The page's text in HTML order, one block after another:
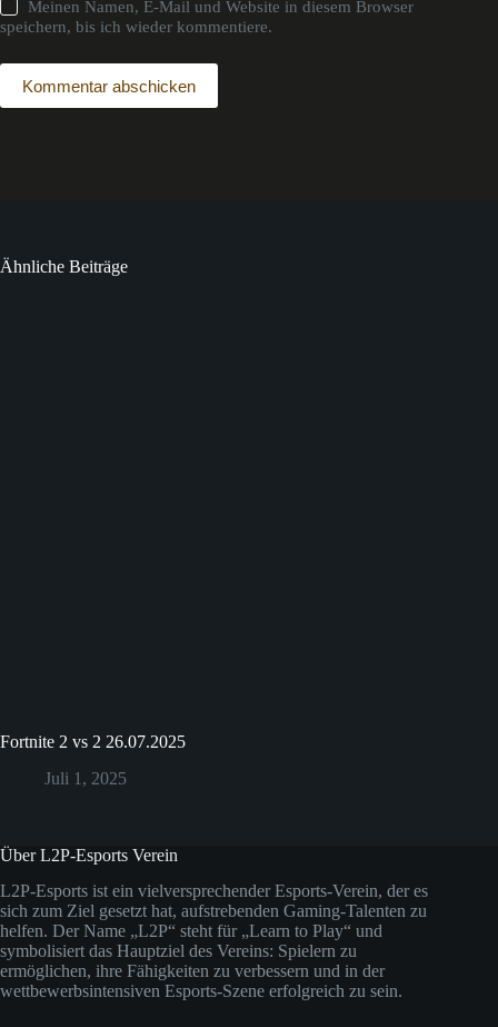
Meinen Namen, E-Mail und Website in diesem Browser
speichern, bis ich wieder kommentiere.
Kommentar abschicken
Ähnliche Beiträge
Fortnite 2 vs 2 26.07.2025
Juli 1, 2025
Über L2P-Esports Verein
L2P-Esports ist ein vielversprechender Esports-Verein, der es
sich zum Ziel gesetzt hat, aufstrebenden Gaming-Talenten zu
helfen. Der Name „L2P“ steht für „Learn to Play“ und
symbolisiert das Hauptziel des Vereins: Spielern zu
ermöglichen, ihre Fähigkeiten zu verbessern und in der
wettbewerbsintensiven Esports-Szene erfolgreich zu sein.